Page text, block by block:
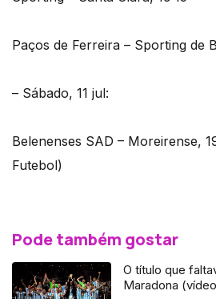
Paços de Ferreira – Sporting de
– Sábado, 11 jul:
Belenenses SAD – Moreirense,
Futebol)
Pode também gostar
O título que
Maradona